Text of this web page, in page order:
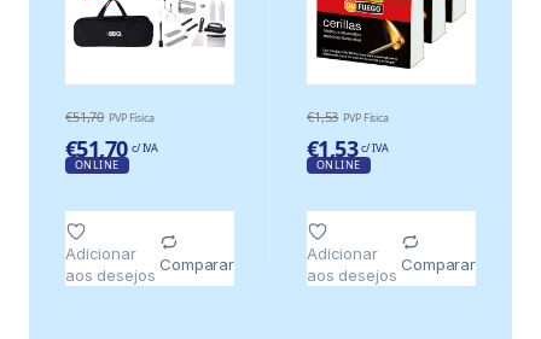
€51,70 PVP Física
€51,70 c/ IVA
ONLINE
Adicionar
aos desejos
Comparar
€1,53 PVP Física
€1,53 c/ IVA
ONLINE
Adicionar
aos desejos
Comparar